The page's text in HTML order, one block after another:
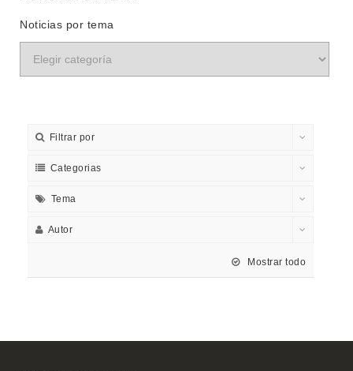
Noticias por tema
Filtrar por
Categorias
Tema
Autor
Mostrar todo